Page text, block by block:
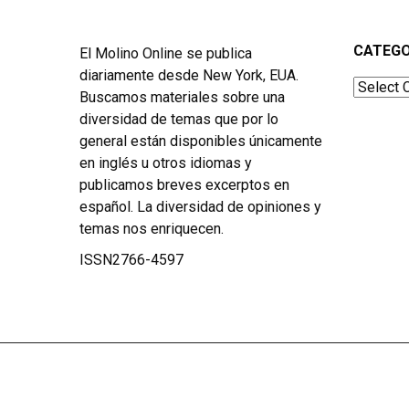
El Molino Online se publica
diariamente desde New York, EUA.
Buscamos materiales sobre una
diversidad de temas que por lo
general están disponibles únicamente
en inglés u otros idiomas y
publicamos breves excerptos en
español. La diversidad de opiniones y
temas nos enriquecen.
ISSN2766-4597